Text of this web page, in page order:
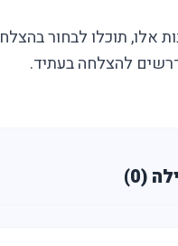
אלו, תוכלו לבחור
להצלחה בעתיד.
(0)